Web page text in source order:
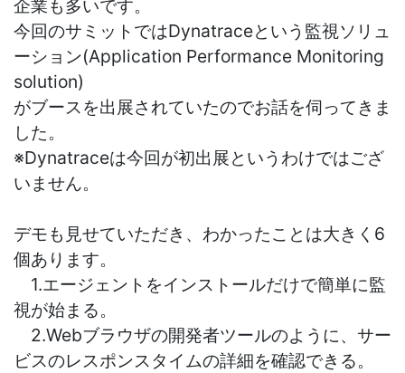
企業も多いです。
今回のサミットではDynatraceという監視ソリュ
ーション(Application Performance Monitoring
solution)
がブースを出展されていたのでお話を伺ってきま
した。
※Dynatraceは今回が初出展というわけではござ
いません。
デモも見せていただき、わかったことは大きく6
個あります。
1.エージェントをインストールだけで簡単に監
視が始まる。
2.Webブラウザの開発者ツールのように、サー
ビスのレスポンスタイムの詳細を確認できる。